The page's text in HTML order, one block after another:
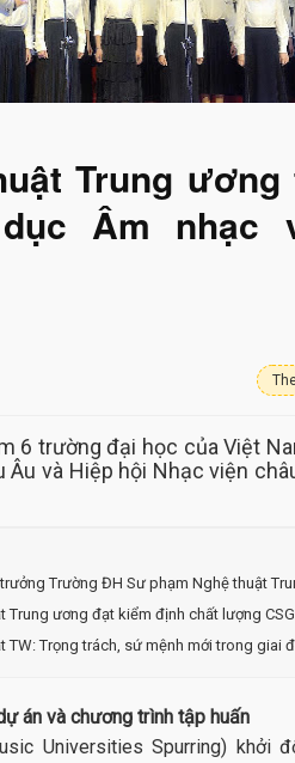
Trung
Âm nhạc
6 trường đại học của Việt
và Hiệp hội Nhạc viện
Trường ĐH Sư phạm Nghệ thuật
ương đạt kiểm định chất lượng
TW: Trọng trách, sứ mệnh mới trong giai
án và chương trình tập huấn
Universities Spurring) khởi